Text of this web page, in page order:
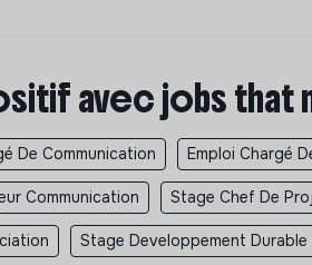
avec jobs that
De Communication Emploi Chargé
Communication Stage Chef De
Stage Developpement Durable